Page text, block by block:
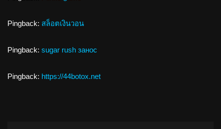
Pingback: สล็อตเงินวอน
Pingback: sugar rush занос
Pingback: https://44botox.net